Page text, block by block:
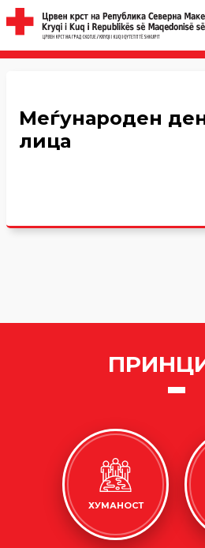
Меѓународен
лица
ХУМАНОСТ